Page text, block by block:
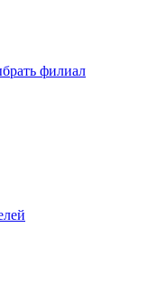
филиал